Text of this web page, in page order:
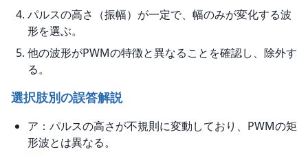
パルスの高さ（振幅）が一定で、幅のみが変化する波
形を選ぶ。
他の波形がPWMの特徴と異なることを確認し、除外す
る。
選択肢別の誤答解説
ア：パルスの高さが不規則に変動しており、PWMの矩
形波とは異なる。